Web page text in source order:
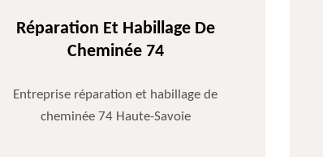
Réparation Et Habillage De
Cheminée 74
Entreprise réparation et habillage de
cheminée 74 Haute-Savoie